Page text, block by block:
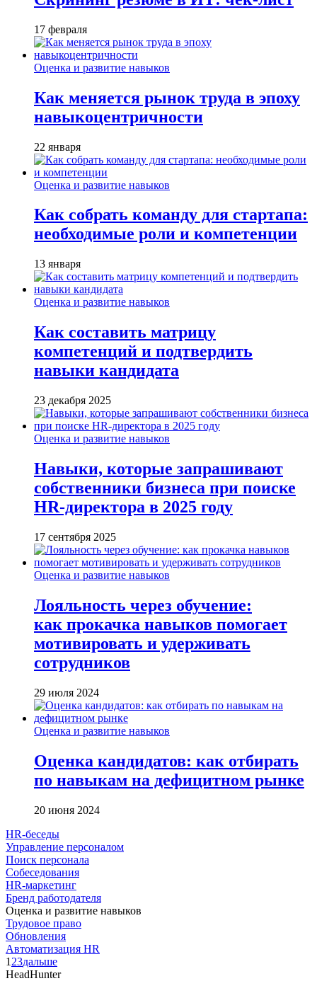
17 февраля
Оценка и развитие навыков
Как меняется рынок труда в эпоху
навыкоцентричности
22 января
Оценка и развитие навыков
Как собрать команду для стартапа:
необходимые роли и компетенции
13 января
Оценка и развитие навыков
Как составить матрицу
компетенций и подтвердить
навыки кандидата
23 декабря 2025
Оценка и развитие навыков
Навыки, которые запрашивают
собственники бизнеса при поиске
HR-директора в 2025 году
17 сентября 2025
Оценка и развитие навыков
Лояльность через обучение:
как прокачка навыков помогает
мотивировать и удерживать
сотрудников
29 июля 2024
Оценка и развитие навыков
Оценка кандидатов: как отбирать
по навыкам на дефицитном рынке
20 июня 2024
HR-беседы
Управление персоналом
Поиск персонала
Собеседования
HR-маркетинг
Бренд работодателя
Оценка и развитие навыков
Трудовое право
Обновления
Автоматизация HR
1 23дальше
HeadHunter